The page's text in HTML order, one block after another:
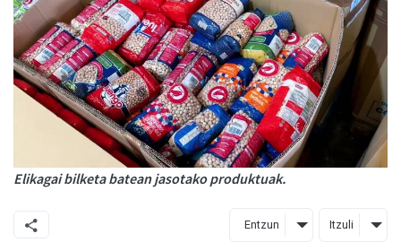
Elikagai bilketa batean jasotako produktuak.
Entzun Itzuli